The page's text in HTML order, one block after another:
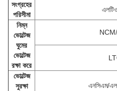
সংগ্রহের
পরিসীমা
নিম্ন
ভোল্টেজ
ঘুমের
ভোল্টেজ
রক্ষা করে
ভোল্টেজ
সুরক্ষা
এনসিএম/